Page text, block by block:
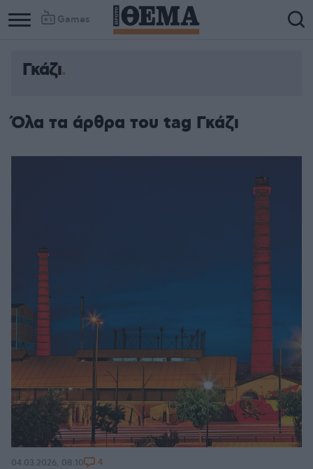
Games
Γκάζι
Όλα τα άρθρα του tag Γκάζι
04.03.2026, 08:10 4